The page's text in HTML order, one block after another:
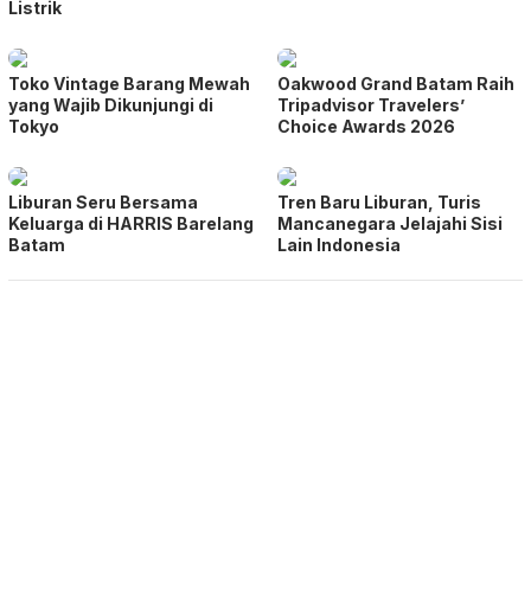
Listrik
Toko Vintage Barang Mewah
yang Wajib Dikunjungi di
Tokyo
Oakwood Grand Batam Raih
Tripadvisor Travelers’
Choice Awards 2026
Liburan Seru Bersama
Keluarga di HARRIS Barelang
Batam
Tren Baru Liburan, Turis
Mancanegara Jelajahi Sisi
Lain Indonesia